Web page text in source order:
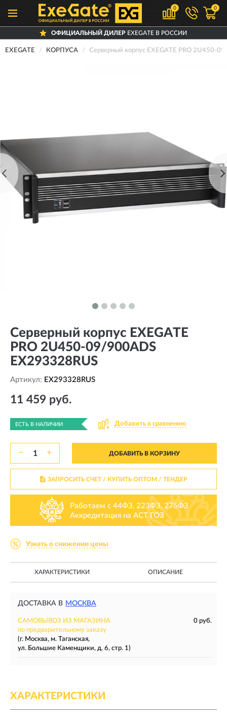
0 0
ОФИЦИАЛЬНЫЙ ДИЛЕРEXEGATE В РОССИИ
EXEGATE КОРПУСА Серверный корпус EXEGATE PRO 2U450-
Серверный корпус EXEGATE
PRO 2U450-09/900ADS
EX293328RUS
Артикул: EX293328RUS
11 459 руб.
ЕСТЬ В НАЛИЧИИ Добавить к сравнению
− + ДОБАВИТЬ В КОРЗИНУ
ЗАПРОСИТЬ СЧЕТ / КУПИТЬ ОПТОМ/ ТЕНДЕР
Работаем с 44ФЗ, 223ФЗ, 275ФЗ
Аккредитация на АСТ ГОЗ
Узнать о снижении цены
ХАРАКТЕРИСТИКИ ОПИСАНИЕ
ДОСТАВКА В МОСКВА
САМОВЫВОЗ ИЗ МАГАЗИНА
0 руб.
по предварительному заказу
(г. Москва, м. Таганская,
ул. Большие Каменщики, д. 6, стр. 1)
ХАРАКТЕРИСТИКИ